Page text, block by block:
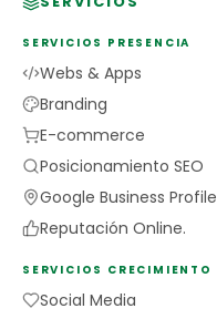
SERVICIOS PRESENCIA
Webs & Apps
Branding
E-commerce
Posicionamiento SEO
Google Business Profile
Reputación Online.
SERVICIOS CRECIMIENTO
Social Media